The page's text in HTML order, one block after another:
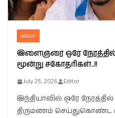
GOSSIP
இளைஞரை ஒரே
மூன்று சகோதரிகள்..!!
July 25, 2026 Editor
இந்தியாவில் ஒரே
திருமணம் செய்துகொண்ட